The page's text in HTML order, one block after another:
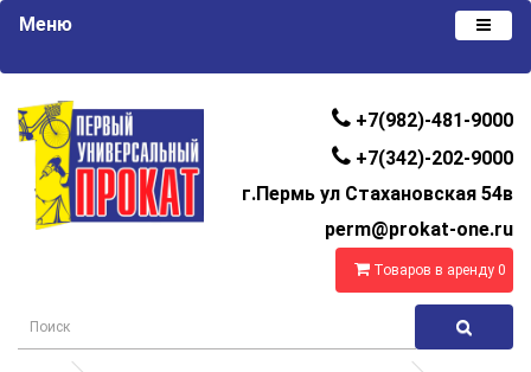
+7(982)-481-9000
+7(342)-202-9000
г.Пермь ул Стахановская 54в
perm@prokat-one.ru
Товаров в аренду 0
Меню